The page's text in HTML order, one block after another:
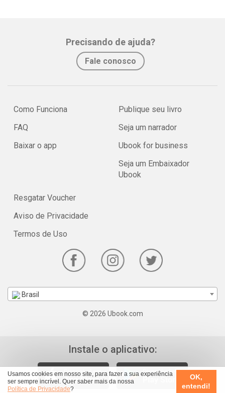
Usamos cookies em nosso site, para fazer a sua experiência
ser sempre incrível. Quer saber mais da nossa
Política de Privacidade?
OK,
entendi!
Precisando de ajuda?
Fale conosco
Como Funciona
FAQ
Baixar o app
Publique seu livro
Seja um narrador
Ubook for business
Seja um Embaixador
Ubook
Resgatar Voucher
Aviso de Privacidade
Termos de Uso
Brasil
© 2026 Ubook.com
Instale o aplicativo: